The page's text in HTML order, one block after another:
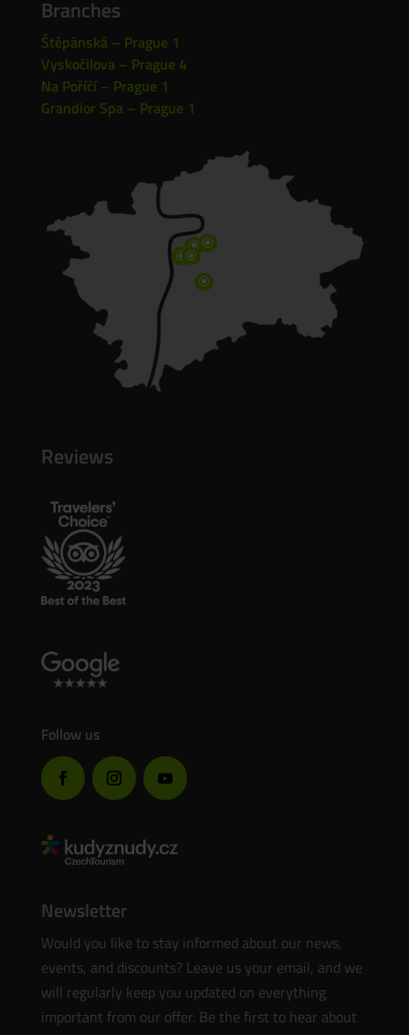
Branches
Štěpánská – Prague 1
Vyskočilova – Prague 4
Na Poříčí – Prague 1
Grandior Spa – Prague 1
\ \
\\
\
Reviews
Follow us
Newsletter
Would you like to stay informed about our news,
events, and discounts? Leave us your email, and we
will regularly keep you updated on everything
important from our offer. Be the first to hear about